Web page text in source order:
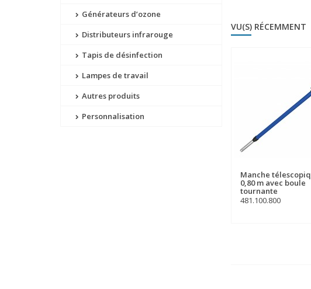
Générateurs d’ozone
Distributeurs infrarouge
Tapis de désinfection
Lampes de travail
Autres produits
Personnalisation
VU(S) RÉCEMMENT
Manche
0,80 m avec boule
tournante
481.100.800